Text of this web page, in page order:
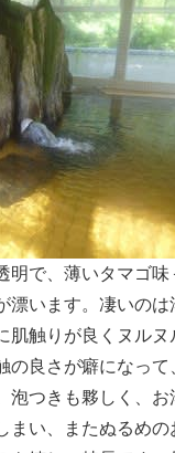
明で、薄いタマゴ味
漂います。凄いのは
肌触りが良くヌル
の良さが癖になっ
泡つきも夥しく、お
まい、またぬるめの